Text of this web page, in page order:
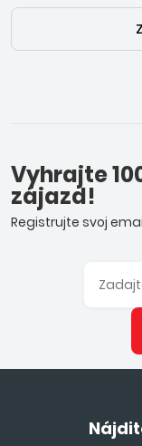
Vyhrajte
zájazd!
Registrujte svoj